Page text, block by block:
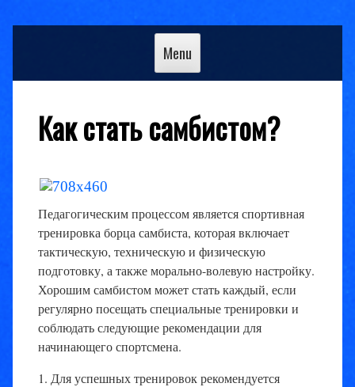
Skip
Menu
Как стать самбистом?
Педагогическим процессом является спортивная
тренировка борца самбиста, которая включает
тактическую, техническую и физическую
подготовку, а также морально-волевую настройку.
Хорошим самбистом может стать каждый, если
регулярно посещать специальные тренировки и
соблюдать следующие рекомендации для
начинающего спортсмена.
1. Для успешных тренировок рекомендуется